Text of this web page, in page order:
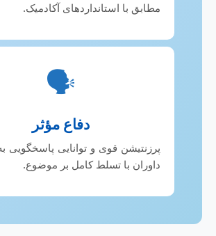
مطابق با استانداردهای آکادمیک.
🗣️
دفاع مؤثر
پرزنتیشن قوی و توانایی پاسخگویی
داوران با تسلط کامل بر موضوع.